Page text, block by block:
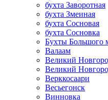
бухта Заворотная
бухта Змеиная
бухта Сосновая
бухта Сосновка
Бухты Большого
Валаам
Великий
Великий
Верккосаари
Весьегонск
Винновка